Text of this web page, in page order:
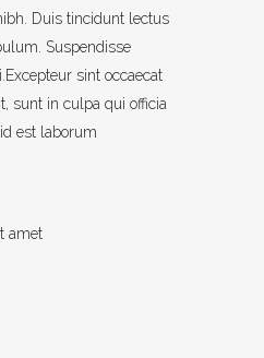
Duis tincidunt lectus
Suspendisse
sint occaecat
sunt in culpa qui officia
est laborum
amet